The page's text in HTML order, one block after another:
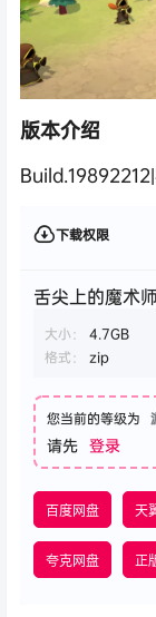
版本介绍
下载权限
舌尖上的魔术
大小：
4.7GB
格式：
zip
您当前的等级为
请先 登录
百度网盘 天
夸克网盘 正